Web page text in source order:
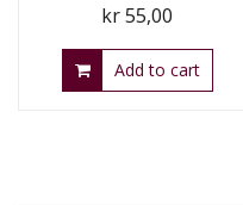
kr55,00
Add to cart